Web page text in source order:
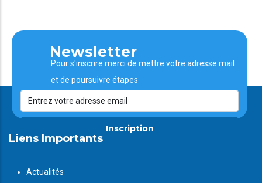
Newsletter
Pour s'inscrire merci de mettre votre adresse mail
et de poursuivre étapes
Inscription
Liens Importants
Actualités